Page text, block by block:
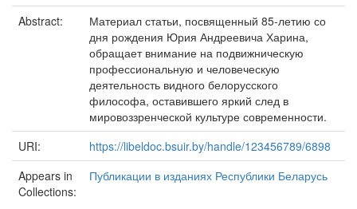
Abstract:
Материал статьи, посвященный 85-летию со
дня рождения Юрия Андреевича Харина,
обращает внимание на подвижническую
профессиональную и человеческую
деятельность видного белорусского
философа, оставившего яркий след в
мировоззренческой культуре современности.
URI:
https://libeldoc.bsuir.by/handle/123456789/6898
Appears in
Collections:
Публикации в изданиях Республики Беларусь